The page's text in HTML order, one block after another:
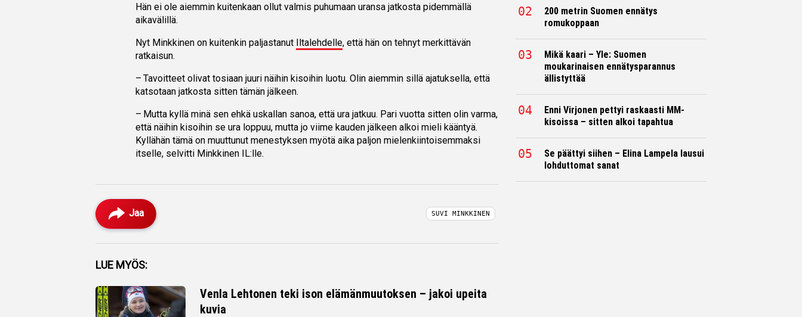
Hän ei ole aiemmin kuitenkaan ollut valmis puhumaan uransa jatkosta pidemmällä
aikavälillä.
Nyt Minkkinen on kuitenkin paljastanut Iltalehdelle, että hän on tehnyt merkittävän
ratkaisun.
– Tavoitteet olivat tosiaan juuri näihin kisoihin luotu. Olin aiemmin sillä ajatuksella, että
katsotaan jatkosta sitten tämän jälkeen.
– Mutta kyllä minä sen ehkä uskallan sanoa, että ura jatkuu. Pari vuotta sitten olin varma,
että näihin kisoihin se ura loppuu, mutta jo viime kauden jälkeen alkoi mieli kääntyä.
Kyllähän tämä on muuttunut menestyksen myötä aika paljon mielenkiintoisemmaksi
itselle, selvitti Minkkinen IL:lle.
Jaa
Facebook
Twitter
Whatsapp
SUVI MINKKINEN
LUE MYÖS:
Venla Lehtonen teki ison elämänmuutoksen – jakoi upeita
kuvia
200 metrin Suomen ennätys
romukoppaan
Mikä kaari – Yle: Suomen
moukarinaisen ennätysparannus
ällistyttää
Enni Virjonen pettyi raskaasti MM-
kisoissa – sitten alkoi tapahtua
Se päättyi siihen – Elina Lampela lausui
lohduttomat sanat